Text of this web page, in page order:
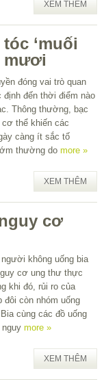
XEM THÊM
‘muối
mươi
đóng vai trò quan
định đến thời điểm nào
Thông thường, bạc
thể khiến các
càng ít sắc tố
thường do more »
XEM THÊM
cơ
không uống bia
cơ ung thư thực
khi đó, rủi ro của
đôi còn nhóm uống
cùng các đồ uống
more »
XEM THÊM